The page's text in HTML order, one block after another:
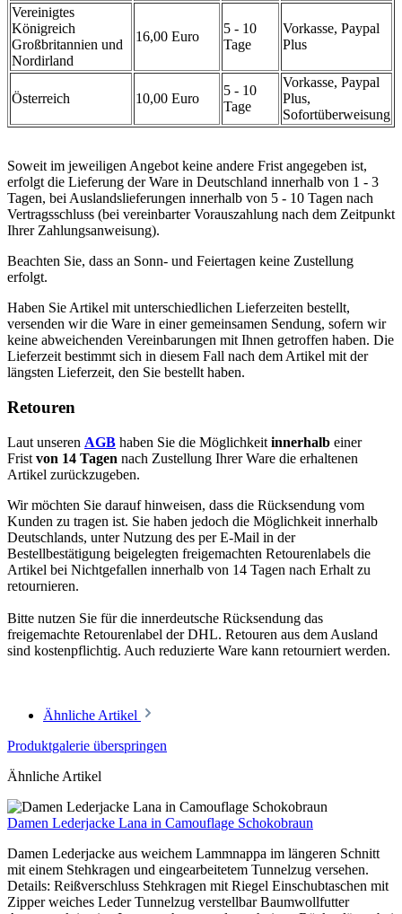
Vereinigtes
Königreich
Großbritannien und
Nordirland
16,00 Euro
5 - 10
Tage
Vorkasse, Paypal
Plus
Österreich 10,00 Euro
5 - 10
Tage
Vorkasse, Paypal
Plus,
Sofortüberweisung
Soweit im jeweiligen Angebot keine andere Frist angegeben ist,
erfolgt die Lieferung der Ware in Deutschland innerhalb von 1 - 3
Tagen, bei Auslandslieferungen innerhalb von 5 - 10 Tagen nach
Vertragsschluss (bei vereinbarter Vorauszahlung nach dem Zeitpunkt
Ihrer Zahlungsanweisung).
Beachten Sie, dass an Sonn- und Feiertagen keine Zustellung
erfolgt.
Haben Sie Artikel mit unterschiedlichen Lieferzeiten bestellt,
versenden wir die Ware in einer gemeinsamen Sendung, sofern wir
keine abweichenden Vereinbarungen mit Ihnen getroffen haben. Die
Lieferzeit bestimmt sich in diesem Fall nach dem Artikel mit der
längsten Lieferzeit, den Sie bestellt haben.
Retouren
Laut unseren AGB haben Sie die Möglichkeit innerhalb einer
Frist von 14 Tagen nach Zustellung Ihrer Ware die erhaltenen
Artikel zurückzugeben.
Wir möchten Sie darauf hinweisen, dass die Rücksendung vom
Kunden zu tragen ist. Sie haben jedoch die Möglichkeit innerhalb
Deutschlands, unter Nutzung des per E-Mail in der
Bestellbestätigung beigelegten freigemachten Retourenlabels die
Artikel bei Nichtgefallen innerhalb von 14 Tagen nach Erhalt zu
retournieren.
Bitte nutzen Sie für die innerdeutsche Rücksendung das
freigemachte Retourenlabel der DHL. Retouren aus dem Ausland
sind kostenpflichtig. Auch reduzierte Ware kann retourniert werden.
Ähnliche Artikel
Produktgalerie überspringen
Ähnliche Artikel
Damen Lederjacke Lana in Camouflage Schokobraun
Damen Lederjacke aus weichem Lammnappa im längeren Schnitt
mit einem Stehkragen und eingearbeitetem Tunnelzug versehen.
Details: Reißverschluss Stehkragen mit Riegel Einschubtaschen mit
Zipper weiches Leder Tunnelzug verstellbar Baumwollfutter